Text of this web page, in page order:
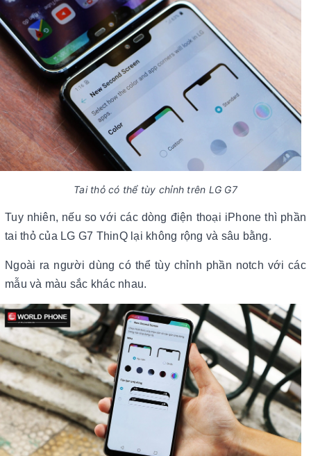
Tai thỏ có thể tùy chỉnh trên LG G7
Tuy nhiên, nếu so với các dòng điện thoại iPhone thì phần
tai thỏ của LG G7 ThinQ lại không rộng và sâu bằng.
Ngoài ra người dùng có thể tùy chỉnh phần notch với các
mẫu và màu sắc khác nhau.